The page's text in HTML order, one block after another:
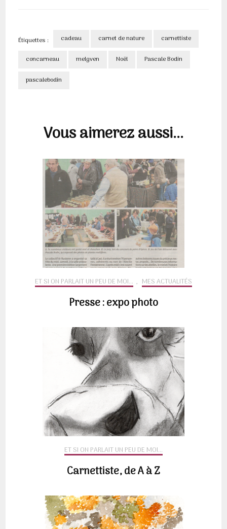
Étiquettes : cadeau carnet de nature carnettiste
concarneau melgven Noël Pascale Bodin
pascalebodin
Vous aimerez aussi...
ET SI ON PARLAIT UN PEU DE MOI... , MES ACTUALITÉS
Presse : expo photo
ET SI ON PARLAIT UN PEU DE MOI...
Carnettiste, de A à Z